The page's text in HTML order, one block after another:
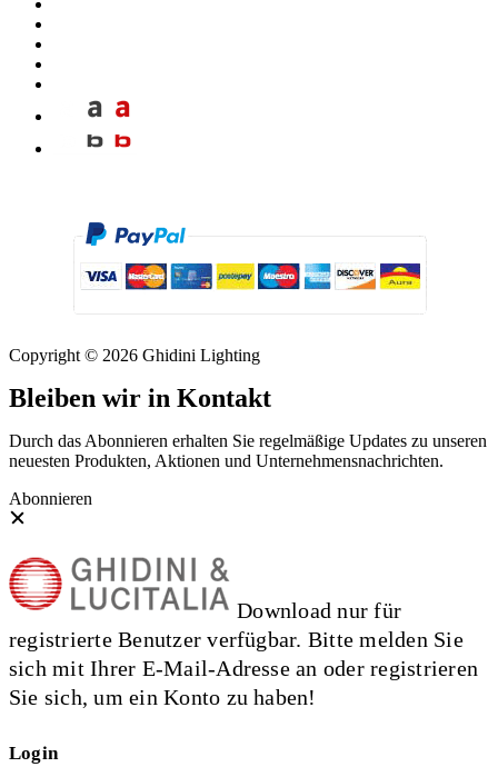
Copyright © 2026 Ghidini Lighting
Bleiben wir in Kontakt
Durch das Abonnieren erhalten Sie regelmäßige Updates zu unseren
neuesten Produkten, Aktionen und Unternehmensnachrichten.
Abonnieren
Download nur für
registrierte Benutzer verfügbar. Bitte melden Sie
sich mit Ihrer E-Mail-Adresse an oder registrieren
Sie sich, um ein Konto zu haben!
Login